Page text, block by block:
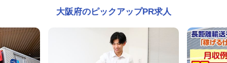
大阪府のピックアップPR求人